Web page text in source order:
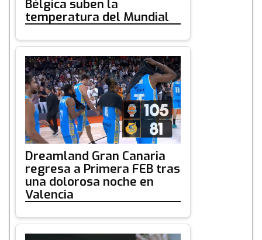
Bélgica suben la
temperatura del Mundial
Dreamland Gran Canaria
regresa a Primera FEB tras
una dolorosa noche en
Valencia